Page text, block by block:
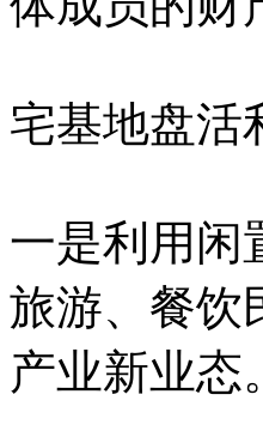
宅基地盘活
一是利用闲
旅游、餐饮
产业新业态。